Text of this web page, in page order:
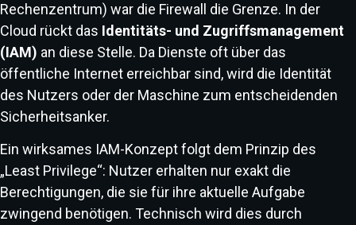
Rechenzentrum) war die Firewall die Grenze. In der
Cloud rückt das Identitäts- und Zugriffsmanagement
(IAM) an diese Stelle. Da Dienste oft über das
öffentliche Internet erreichbar sind, wird die Identität
des Nutzers oder der Maschine zum entscheidenden
Sicherheitsanker.
Ein wirksames IAM-Konzept folgt dem Prinzip des
„Least Privilege“: Nutzer erhalten nur exakt die
Berechtigungen, die sie für ihre aktuelle Aufgabe
zwingend benötigen. Technisch wird dies durch